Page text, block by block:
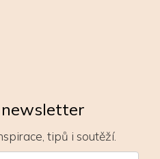
tipů i soutěží.